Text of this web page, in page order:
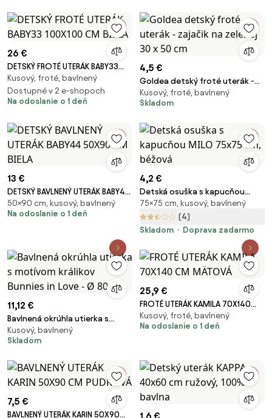
26 €
DETSKÝ FROTÉ UTERÁK BABY33
100X100 CM BIELA
Kusový, froté, bavlnený
Dostupné v 2 e-shopoch
Na odoslanie o 1 deň
4,5 €
Goldea detský froté uterák -
zajačik na zelenej 30 x 50 cm
Kusový, froté, bavlnený
Skladom
13 €
DETSKÝ BAVLNENÝ UTERÁK BABY44
50X90 CM BIELA
50×90 cm, kusový, bavlnený
Na odoslanie o 1 deň
4,2 €
Detská osuška s kapucňou
MILO 75x75 cm, béžová
75×75 cm, kusový, bavlnený
(4)
Skladom
Doprava zadarmo
11,12 €
Bavlnená okrúhla utierka s
motívom králikov Bunnies in
Love - Ø 80 cm
Kusový, bavlnený
Skladom
25,9 €
FROTÉ UTERÁK KAMILA 70X140
CM MÄTOVÁ
Kusový, froté, bavlnený
Na odoslanie o 1 deň
7,5 €
BAVLNENÝ UTERÁK KARIN 50X90 1,6 €